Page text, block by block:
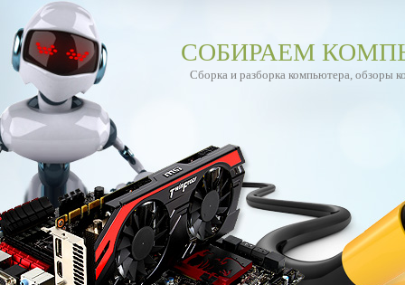
СОБИРАЕМ
Сборка и разборка компьютера, обзоры